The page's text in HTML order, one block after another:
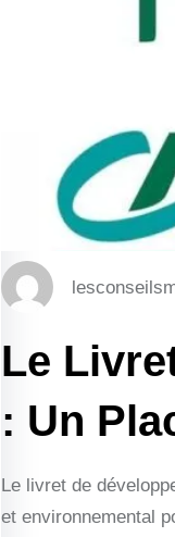
Le
: Un
Le livret de
et environnemental